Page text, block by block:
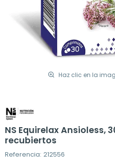
Haz clic en la
NS Equirelax Ansioless,
recubiertos
Referencia: 212556